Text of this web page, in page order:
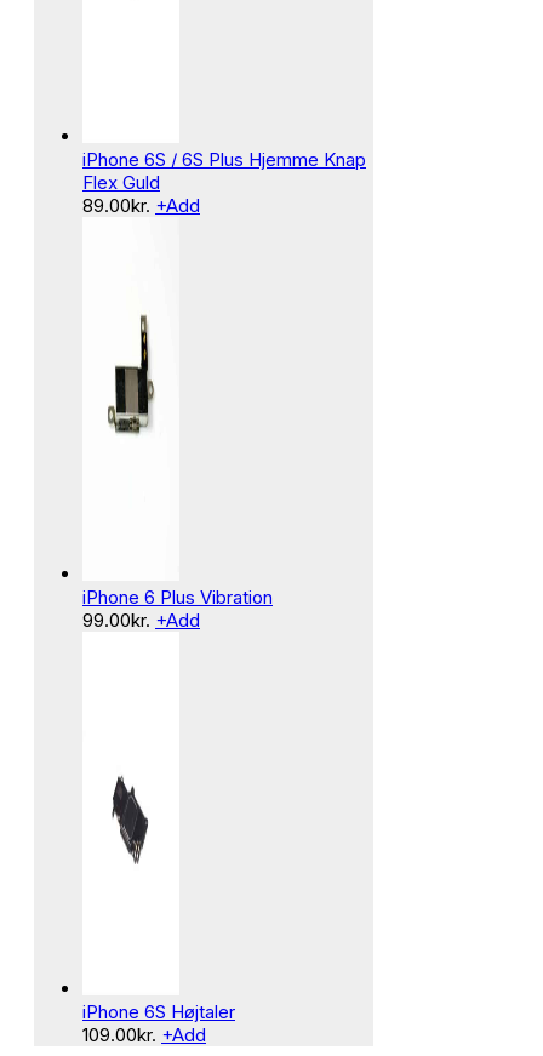
iPhone 6S / 6S Plus Hjemme Knap
Flex Guld
89.00kr. +Add
iPhone 6 Plus Vibration
99.00kr. +Add
iPhone 6S Højtaler
109.00kr. +Add